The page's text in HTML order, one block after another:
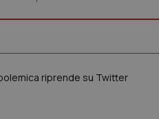
riprende su Twitter